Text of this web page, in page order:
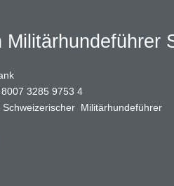
Militärhundeführer
3285 9753 4
Schweizerischer Militärhundeführer